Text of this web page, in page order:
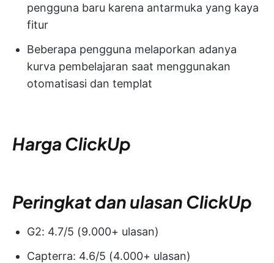
pengguna baru karena antarmuka yang kaya
fitur
Beberapa pengguna melaporkan adanya
kurva pembelajaran saat menggunakan
otomatisasi dan templat
Harga ClickUp
Peringkat dan ulasan ClickUp
G2: 4.7/5 (9.000+ ulasan)
Capterra: 4.6/5 (4.000+ ulasan)